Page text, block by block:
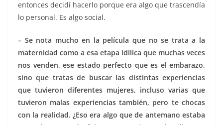
entonces decidí hacerlo porque era algo que trascendía
lo personal. Es algo social.
– Se nota mucho en la película que no se trata a la
maternidad como a esa etapa idílica que muchas veces
nos venden, ese estado perfecto que es el embarazo,
sino que tratas de buscar las distintas experiencias
que tuvieron diferentes mujeres, incluso varias que
tuvieron malas experiencias también, pero te chocas
con la realidad. ¿Eso era algo que de antemano estaba